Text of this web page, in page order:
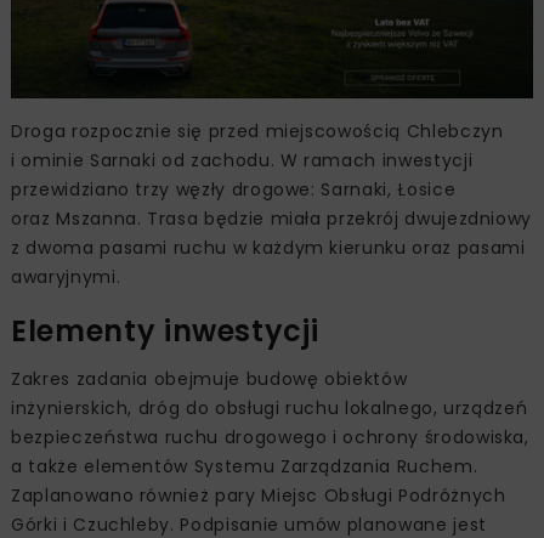
Droga rozpocznie się przed miejscowością Chlebczyn
i ominie Sarnaki od zachodu. W ramach inwestycji
przewidziano trzy węzły drogowe: Sarnaki, Łosice
oraz Mszanna. Trasa będzie miała przekrój dwujezdniowy
z dwoma pasami ruchu w każdym kierunku oraz pasami
awaryjnymi.
Elementy inwestycji
Zakres zadania obejmuje budowę obiektów
inżynierskich, dróg do obsługi ruchu lokalnego, urządzeń
bezpieczeństwa ruchu drogowego i ochrony środowiska,
a także elementów Systemu Zarządzania Ruchem.
Zaplanowano również pary Miejsc Obsługi Podróżnych
Górki i Czuchleby. Podpisanie umów planowane jest